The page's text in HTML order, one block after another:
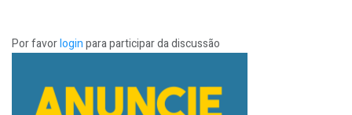
Por favorloginpara participar da discussão